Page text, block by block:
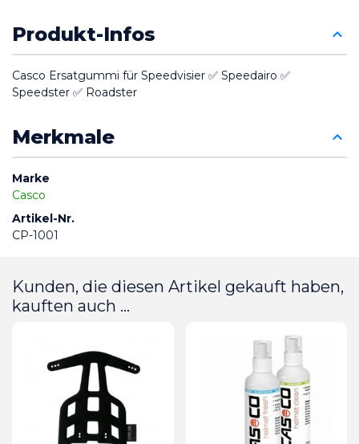
Produkt-Infos
Casco Ersatgummi für Speedvisier ✅ Speedairo ✅
Speedster ✅ Roadster
Merkmale
Marke
Casco
Artikel-Nr.
CP-1001
Kunden, die diesen Artikel gekauft haben,
kauften auch ...